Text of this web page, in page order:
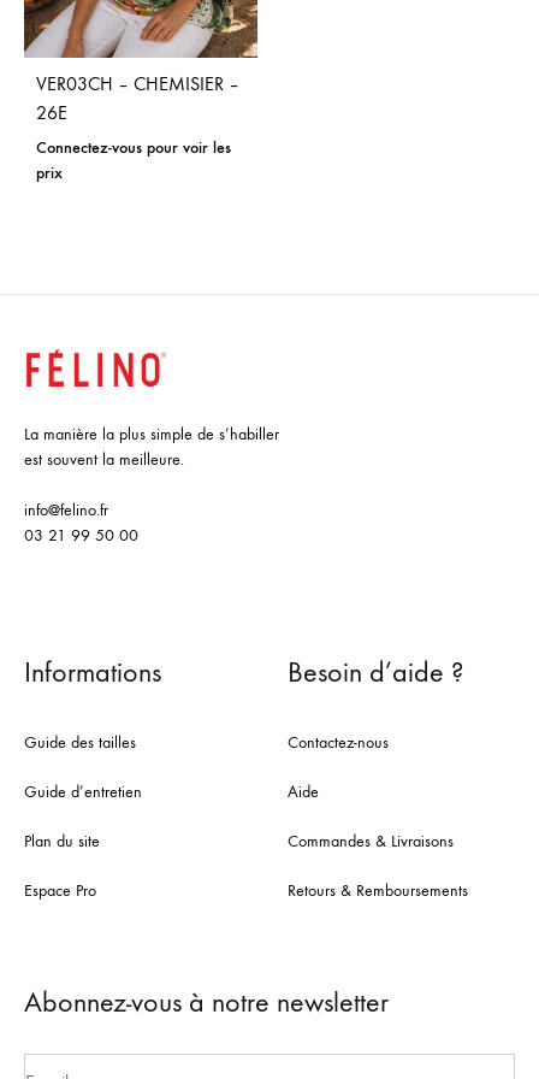
VER03CH – CHEMISIER –
26E
Connectez-vous pour voir les
prix
La manière la plus simple de s’habiller
est souvent la meilleure.
info@felino.fr
03 21 99 50 00
Informations
Guide des tailles
Guide d’entretien
Plan du site
Espace Pro
Besoin d’aide ?
Contactez-nous
Aide
Commandes & Livraisons
Retours & Remboursements
Abonnez-vous à notre newsletter